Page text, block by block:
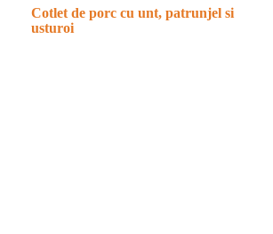
Cotlet de porc cu unt, patrunjel si
usturoi